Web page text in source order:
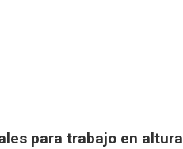
para trabajo en altura